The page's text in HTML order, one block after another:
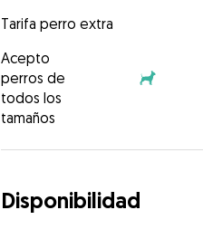
Tarifa perro extra
Acepto
perros de
todos los
tamaños
Disponibilidad